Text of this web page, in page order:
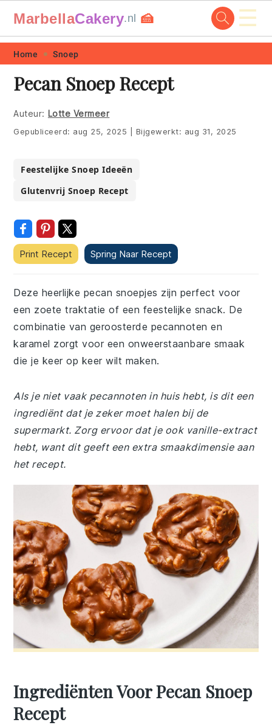
Skip
primary
navigation
Skip
main
content
Skip
primary
sidebar
Skip
footer
MarbellaCakery.nl 🍰 ☰
Home Snoep
Pecan Snoep Recept
Auteur: Lotte Vermeer
Gepubliceerd: aug 25, 2025 Bijgewerkt: aug 31, 2025
Feestelijke Snoep Ideeën
Glutenvrij Snoep Recept
Print Recept Spring Naar Recept
Deze heerlijke pecan snoepjes zijn perfect voor
een zoete traktatie of een feestelijke snack. De
combinatie van geroosterde pecannoten en
karamel zorgt voor een onweerstaanbare smaak
die je keer op keer wilt maken.
Als je niet vaak pecannoten in huis hebt, is dit een
ingrediënt dat je zeker moet halen bij de
supermarkt. Zorg ervoor dat je ook vanille-extract
hebt, want dit geeft een extra smaakdimensie aan
het recept.
Ingrediënten Voor Pecan Snoep
Recept